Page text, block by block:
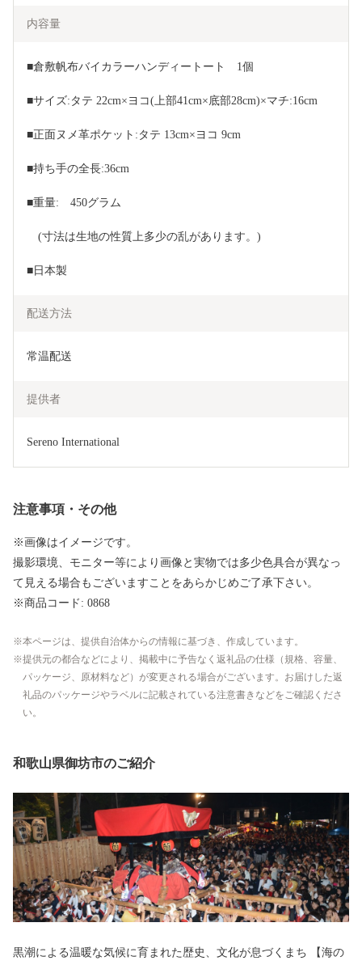
内容量
■倉敷帆布バイカラーハンディートート　1個
■サイズ:タテ 22cm×ヨコ(上部41cm×底部28cm)×マチ:16cm
■正面ヌメ革ポケット:タテ 13cm×ヨコ 9cm
■持ち手の全長:36cm
■重量:　450グラム
(寸法は生地の性質上多少の乱があります。)
■日本製
配送方法
常温配送
提供者
Sereno International
注意事項・その他
※画像はイメージです。
撮影環境、モニター等により画像と実物では多少色具合が異なっ
て見える場合もございますことをあらかじめご了承下さい。
※商品コード: 0868
本ページは、提供自治体からの情報に基づき、作成しています。
提供元の都合などにより、掲載中に予告なく返礼品の仕様（規格、容量、
パッケージ、原材料など）が変更される場合がございます。お届けした返
礼品のパッケージやラベルに記載されている注意書きなどをご確認くださ
い。
和歌山県御坊市のご紹介
黒潮による温暖な気候に育まれた歴史、文化が息づくまち 【海の